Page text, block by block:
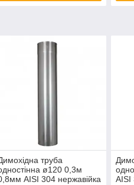
труба
ø120 0,3м
AISI 304 нержавійка
AISI